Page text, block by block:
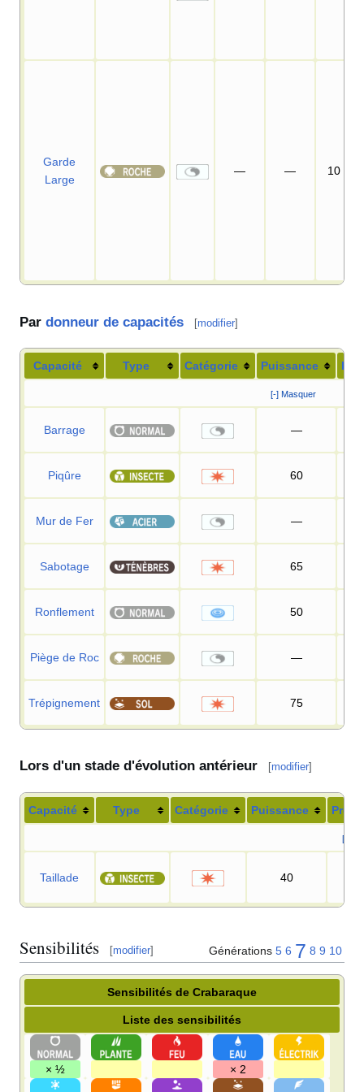
Garde
Large
— — 10
Par donneur de capacités [modifier]
Capacité Type Catégorie Puissance
[-] Masquer
Barrage —
Piqûre 60
Mur de Fer —
Sabotage 65
Ronflement 50
Piège de Roc —
Trépignement 75
Lors d'un stade d'évolution antérieur [modifier]
Capacité Type Catégorie Puissance
[-]
Taillade 40
Sensibilités [modifier] Générations 5 6 7 8 9 10
Sensibilités de Crabaraque
Liste des sensibilités
× ½ × 2